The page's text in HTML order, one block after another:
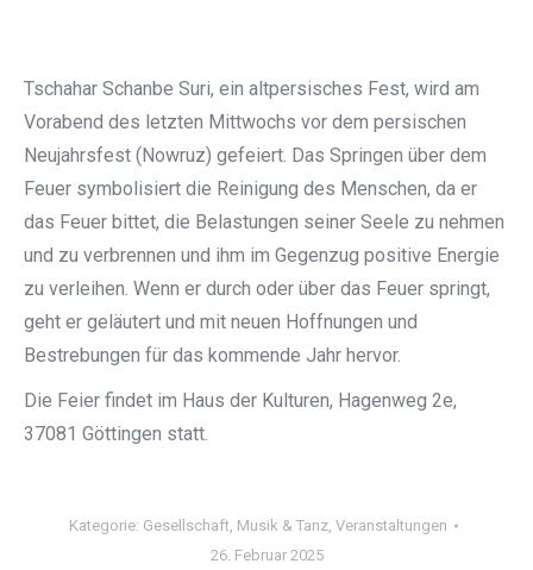
Tschahar Schanbe Suri, ein altpersisches Fest, wird am
Vorabend des letzten Mittwochs vor dem persischen
Neujahrsfest (Nowruz) gefeiert. Das Springen über dem
Feuer symbolisiert die Reinigung des Menschen, da er
das Feuer bittet, die Belastungen seiner Seele zu nehmen
und zu verbrennen und ihm im Gegenzug positive Energie
zu verleihen. Wenn er durch oder über das Feuer springt,
geht er geläutert und mit neuen Hoffnungen und
Bestrebungen für das kommende Jahr hervor.
Die Feier findet im Haus der Kulturen, Hagenweg 2e,
37081 Göttingen statt.
Kategorie: Gesellschaft, Musik & Tanz, Veranstaltungen
26. Februar 2025